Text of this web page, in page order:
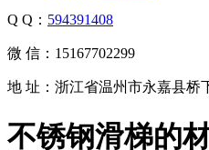
Q Q： 594391408
微 信：15167702299
地 址：浙江省温州市永嘉县桥
不锈钢滑梯的